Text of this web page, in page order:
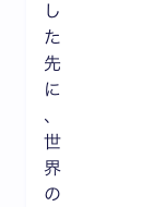
し
た
先
に
、
世
界
の